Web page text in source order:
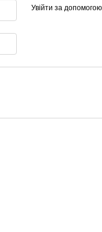
Увійти за допомогою